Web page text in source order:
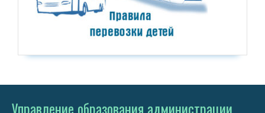
Управление образования администрации